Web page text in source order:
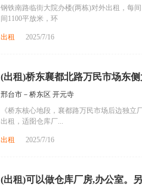
钢铁南路临街大院办楼(两栋)对外出租，每
间1100平放米，环
出租 2025/7/16
(出租)桥东襄都北路万民市场东
邢台市－桥东区 开元寺
《桥东核心地段，襄都路万民市场后边独
出租，适囹仓库厂...
出租 2025/7/16
(出租)可以做仓库厂房,办公室。